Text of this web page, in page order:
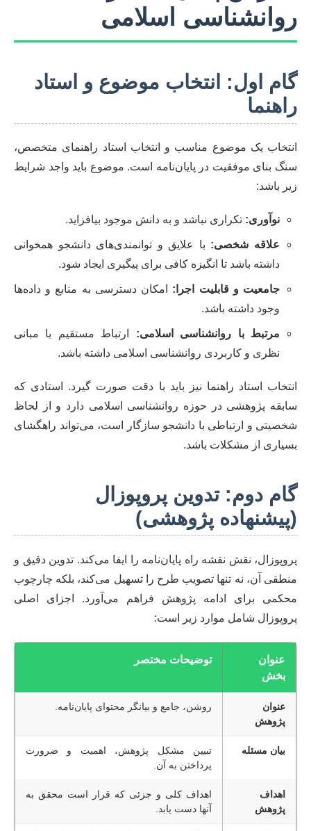
روانشناسی اسلامی
گام اول: انتخاب موضوع و استاد
راهنما
انتخاب یک موضوع مناسب و انتخاب استاد راهنمای متخصص،
سنگ بنای موفقیت در پایان‌نامه است. موضوع باید واجد شرایط
زیر باشد:
نوآوری: تکراری نباشد و به دانش موجود بیافزاید.
علاقه شخصی: با علایق و توانمندی‌های دانشجو همخوانی
داشته باشد تا انگیزه کافی برای پیگیری ایجاد شود.
جامعیت و قابلیت اجرا: امکان دسترسی به منابع و داده‌ها
وجود داشته باشد.
مرتبط با روانشناسی اسلامی: ارتباط مستقیم با مبانی
نظری و کاربردی روانشناسی اسلامی داشته باشد.
انتخاب استاد راهنما نیز باید با دقت صورت گیرد. استادی که
سابقه پژوهشی در حوزه روانشناسی اسلامی دارد و از لحاظ
شخصیتی و ارتباطی با دانشجو سازگار است، می‌تواند راهگشای
بسیاری از مشکلات باشد.
گام دوم: تدوین پروپوزال
(پیشنهاده پژوهشی)
پروپوزال، نقش نقشه راه پایان‌نامه را ایفا می‌کند. تدوین دقیق و
منطقی آن، نه تنها تصویب طرح را تسهیل می‌کند، بلکه چارچوب
محکمی برای ادامه پژوهش فراهم می‌آورد. اجزای اصلی
پروپوزال شامل موارد زیر است:
عنوان
بخش
توضیحات مختصر
عنوان
پژوهش
روشن، جامع و بیانگر محتوای پایان‌نامه.
بیان مسئله
تبیین مشکل پژوهش، اهمیت و ضرورت
پرداختن به آن.
اهداف
پژوهش
اهداف کلی و جزئی که قرار است محقق به
آنها دست یابد.